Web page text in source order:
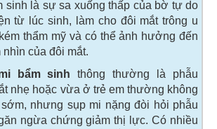
sinh là sự sa xuống thấp của bờ tự do
từ lúc sinh, làm cho đôi mắt trông u
thẩm mỹ và có thể ảnh hưởng đến
của đôi mắt.
bẩm sinh thông thường là phẫu
nhẹ hoặc vừa ở trẻ em thường không
nhưng sụp mi nặng đòi hỏi phẫu
ngừa chứng giảm thị lực. Có nhiều